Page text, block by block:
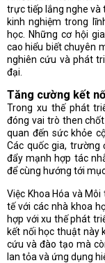
trực tiếp lắng nghe và
kinh nghiệm trong
học. Những cơ hội
cao hiểu biết chuyên
nghiên cứu và phát
đại.
Tăng cường kết
Trong xu thế phát
đóng vai trò then
quan đến sức khỏe
Các quốc gia, trường
đẩy mạnh hợp tác
để cùng hướng tới
Việc Khoa Hóa và
tế với các nhà khoa
hợp với xu thế phát
kết nối học thuật này
cứu và đào tạo mà
lan tỏa và ứng dụng